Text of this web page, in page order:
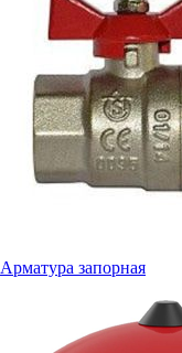
Арматура запорная